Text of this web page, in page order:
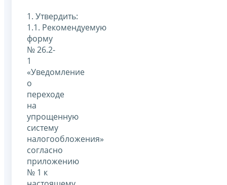
1. Утвердить:
1.1. Рекомендуемую
форму
№ 26.2-
1
«Уведомление
о
переходе
на
упрощенную
систему
налогообложения»
согласно
приложению
№ 1 к